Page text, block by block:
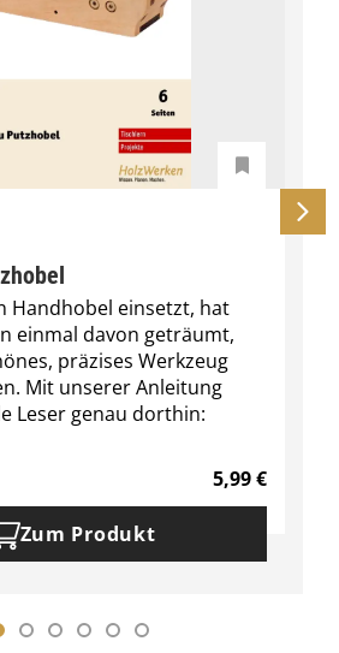
Handhobel einsetzt, hat
einmal davon geträumt,
präzises Werkzeug
Mit unserer Anleitung
Leser genau dorthin:
5,99€
Zum Produkt